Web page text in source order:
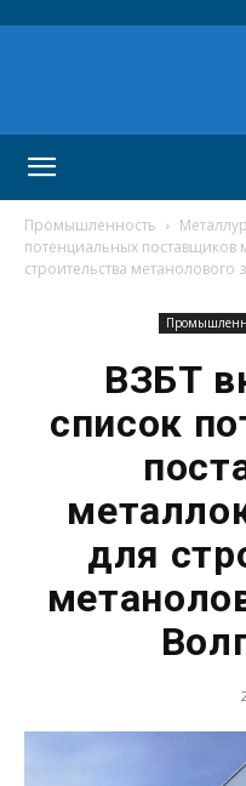
Промышленность
потенциальных поставщиков
строительства метанолового
ВЗБТ
список
для